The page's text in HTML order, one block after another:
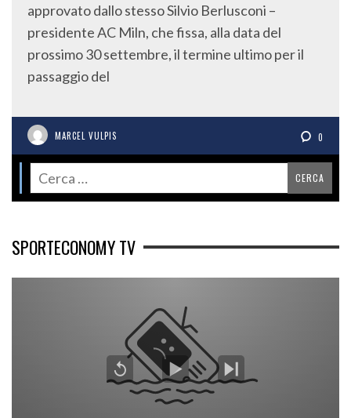
approvato dallo stesso Silvio Berlusconi –
presidente AC Miln, che fissa, alla data del
prossimo 30 settembre, il termine ultimo per il
passaggio del
MARCEL VULPIS 0
SPORTECONOMY TV